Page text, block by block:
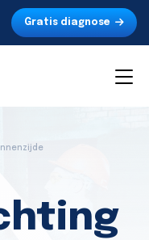
Gratis diagnose